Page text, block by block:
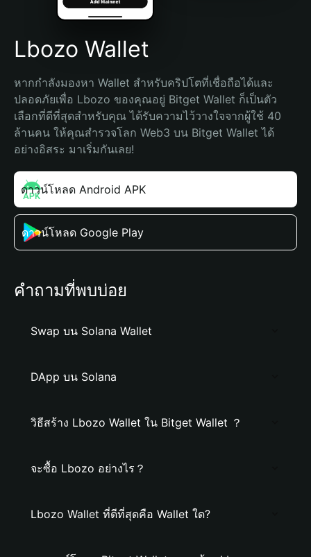
Español (Argentina)
Lbozo Wallet
หากกำลังมองหา Wallet สำหรับคริปโตที่เชื่อถือได้และ
ปลอดภัยเพื่อ Lbozo ของคุณอยู่ Bitget Wallet ก็เป็นตัว
เลือกที่ดีที่สุดสำหรับคุณ ได้รับความไว้วางใจจากผู้ใช้ 40
ล้านคน ให้คุณสำรวจโลก Web3 บน Bitget Wallet ได้
อย่างอิสระ มาเริ่มกันเลย!
ดาวน์โหลด Android APK
ดาวน์โหลด Google Play
คำถามที่พบบ่อย
Swap บน Solana Wallet
DApp บน Solana
วิธีสร้าง Lbozo Wallet ใน Bitget Wallet ？
จะซื้อ Lbozo อย่างไร？
Lbozo Wallet ที่ดีที่สุดคือ Wallet ใด?